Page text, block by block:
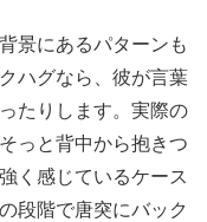
景にあるパターンも
ハグなら、彼が言葉
たりします。実際の
っと背中から抱きつ
く感じているケース
段階で唐突にバック